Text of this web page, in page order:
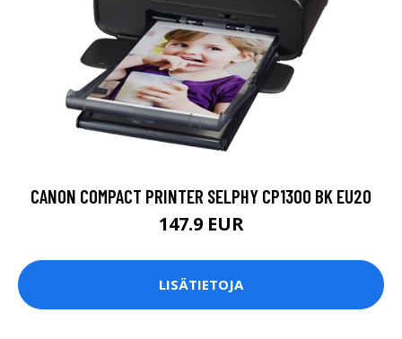
CANON COMPACT PRINTER SELPHY CP1300 BK EU20
147.9 EUR
LISÄTIETOJA